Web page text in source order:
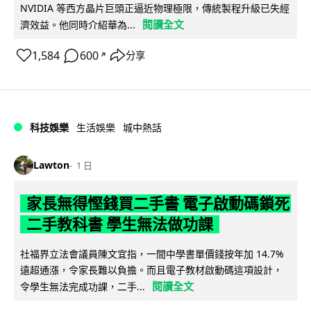
NVIDIA 等西方晶片巨頭正逼近物理極限，傳統製程升級已失經
濟效益。他同時介紹華為...
閱讀全文
1,584 600 ↗ 分享
科技娛樂 生活娛樂 城中熱話
Lawton 1 日
家長無得慳錢買二手書 電子啟動碼鎖死
二手教科書 學生無法做功課
社福界立法會議員陳文宜指，一間中學書單價錢按年加 14.7%
遠超通漲，令家長難以負擔。而且電子教材啟動碼這項設計，
令學生無法完成功課，二手...
閱讀全文